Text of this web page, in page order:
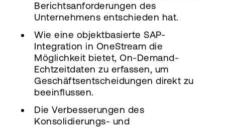
Berichtsanforderungen des
Unternehmens entschieden hat.
Wie eine objektbasierte SAP-
Integration in OneStream die
Möglichkeit bietet, On-Demand-
Echtzeitdaten zu erfassen, um
Geschäftsentscheidungen direkt zu
beeinflussen.
Die Verbesserungen des
Konsolidierungs- und